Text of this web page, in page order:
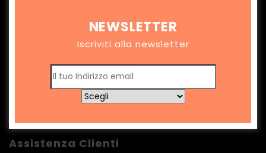
NEWSLETTER
Iscriviti alla newsletter
Assistenza Clienti